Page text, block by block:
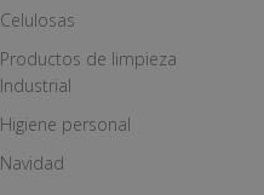
Celulosas
Productos de limpieza
Industrial
Higiene personal
Navidad